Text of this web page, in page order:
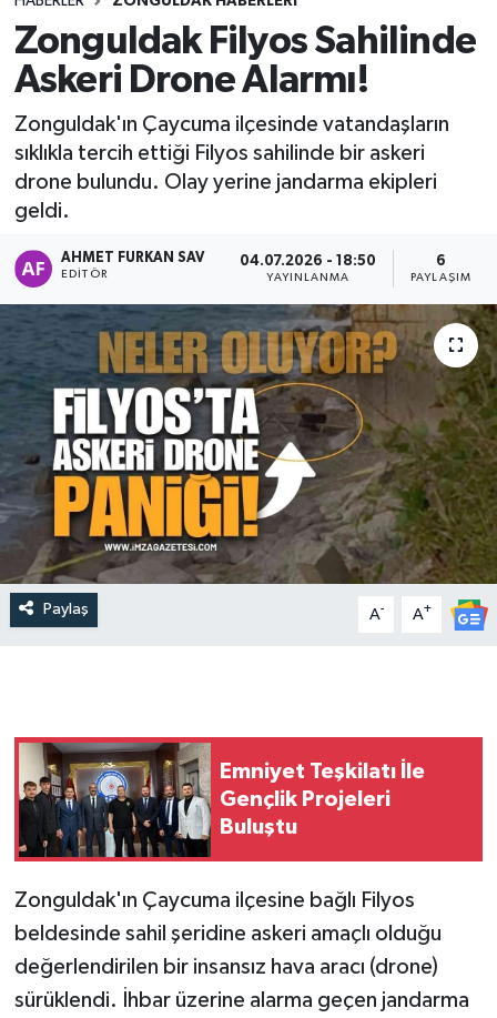
Zonguldak Filyos Sahilinde
Askeri Drone Alarmı!
Zonguldak'ın Çaycuma ilçesinde vatandaşların
sıklıkla tercih ettiği Filyos sahilinde bir askeri
drone bulundu. Olay yerine jandarma ekipleri
geldi.
AHMET FURKAN SAV
EDITÖR
04.07.2026 - 18:50
YAYINLANMA
6
PAYLAŞIM
Paylaş A- A+
Emniyet Teşkilatı İle
Gençlik Projeleri
Buluştu
Zonguldak'ın Çaycuma ilçesine bağlı Filyos
beldesinde sahil şeridine askeri amaçlı olduğu
değerlendirilen bir insansız hava aracı (drone)
sürüklendi. İhbar üzerine alarma geçen jandarma
DEVREK
DÜZCE
EREĞLİ
GÖKÇEBEY
KARABÜK
KASTAMONU